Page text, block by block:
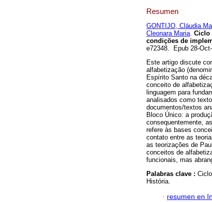
Resumen
GONTIJO, Cláudia
Cleonara Maria. Ciclo
condições de
e72348. Epub 28-
Este artigo discute
alfabetização
Espírito Santo na
conceito de
linguagem para
analisados como
documentos/textos
Bloco Único: a
consequentemente,
refere às bases
contato entre as
as teorizações de
conceitos de
funcionais, mas
Palabras clave :
História.
· resumen en